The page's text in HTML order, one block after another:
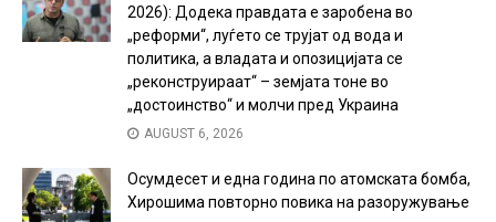
2026): Додека правдата е заробена во
„реформи“, луѓето се трујат од вода и
политика, а владата и опозицијата се
„реконструираат“ – земјата тоне во
„достоинство“ и молчи пред Украина
AUGUST 6, 2026
Осумдесет и една година по атомската бомба,
Хирошима повторно повика на разоружување